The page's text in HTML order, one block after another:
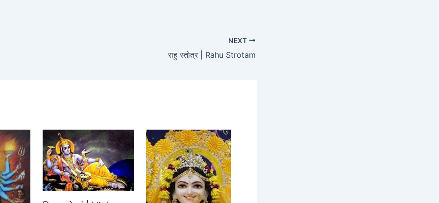
NEXT
राहु स्तोत्र | Rahu Strotam